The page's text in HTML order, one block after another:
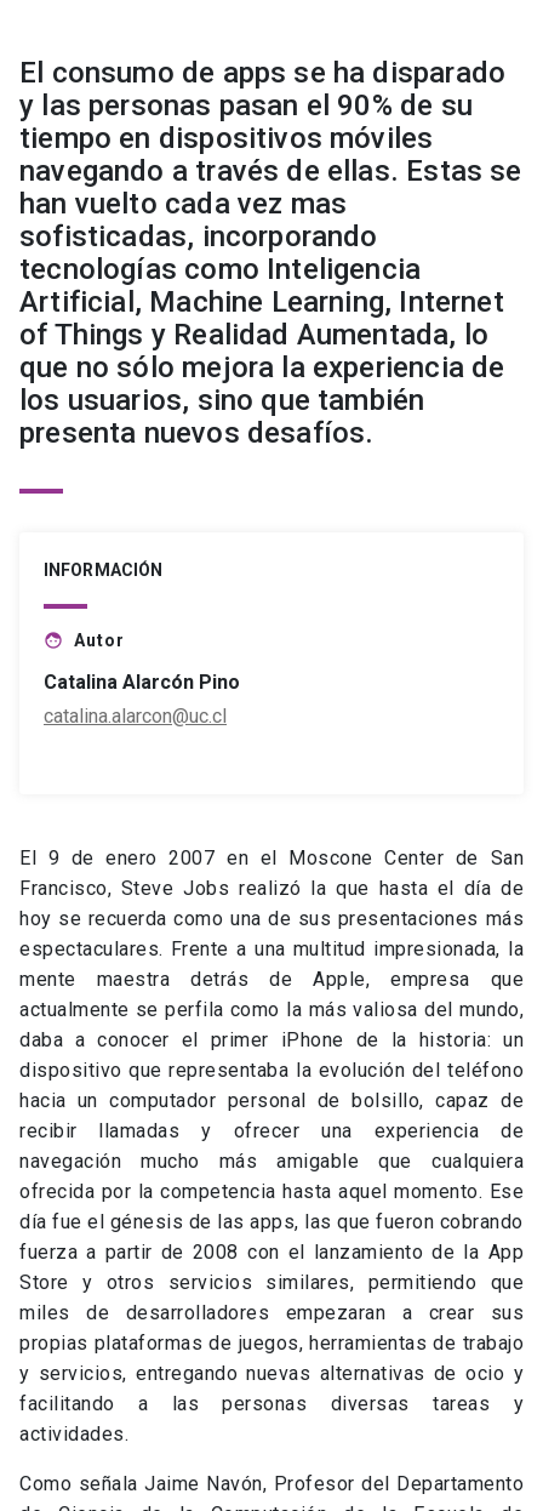
El consumo de apps se ha disparado
y las personas pasan el 90% de su
tiempo en dispositivos móviles
navegando a través de ellas. Estas se
han vuelto cada vez mas
sofisticadas, incorporando
tecnologías como Inteligencia
Artificial, Machine Learning, Internet
of Things y Realidad Aumentada, lo
que no sólo mejora la experiencia de
los usuarios, sino que también
presenta nuevos desafíos.
INFORMACIÓN
face Autor
Catalina Alarcón Pino
catalina.alarcon@uc.cl
El 9 de enero 2007 en el Moscone Center de San
Francisco, Steve Jobs realizó la que hasta el día de
hoy se recuerda como una de sus presentaciones más
espectaculares. Frente a una multitud impresionada, la
mente maestra detrás de Apple, empresa que
actualmente se perfila como la más valiosa del mundo,
daba a conocer el primer iPhone de la historia: un
dispositivo que representaba la evolución del teléfono
hacia un computador personal de bolsillo, capaz de
recibir llamadas y ofrecer una experiencia de
navegación mucho más amigable que cualquiera
ofrecida por la competencia hasta aquel momento. Ese
día fue el génesis de las apps, las que fueron cobrando
fuerza a partir de 2008 con el lanzamiento de la App
Store y otros servicios similares, permitiendo que
miles de desarrolladores empezaran a crear sus
propias plataformas de juegos, herramientas de trabajo
y servicios, entregando nuevas alternativas de ocio y
facilitando a las personas diversas tareas y
actividades.
Como señala Jaime Navón, Profesor del Departamento